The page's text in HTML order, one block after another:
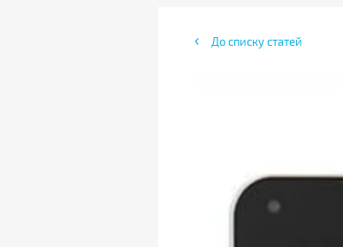
До списку статей